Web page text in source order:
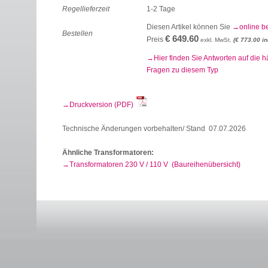
Regellieferzeit 1-2 Tage
Bestellen
Diesen Artikel können Sie
online
Preis € 649.60 exkl. MwSt. (€ 773.00
Hier finden Sie Antworten auf die
Fragen zu diesem Typ
Druckversion (PDF)
Technische Änderungen vorbehalten/ Stand 07.07.2026
Ähnliche Transformatoren:
Transformatoren 230 V / 110 V (Baureihenübersicht)